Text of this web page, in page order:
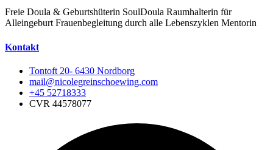
Freie Doula & Geburtshüterin SoulDoula Raumhalterin für
Alleingeburt Frauenbegleitung durch alle Lebenszyklen Mentorin
Kontakt
Tontoft 20- 6430 Nordborg
mail@nicolegreinschoewing.com
+45 52718333
CVR 44578077